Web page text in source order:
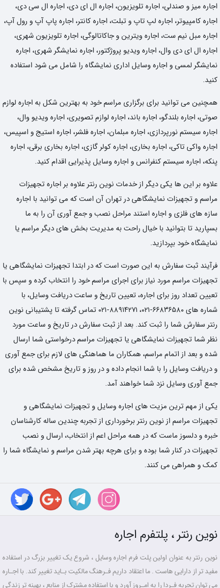
اجاره میز و صندلی، اجاره تلویزیون، اجاره ال ای دی، اجاره ال سی دی،
اجاره کامپیوتر، اجاره لپ تاپ و تبلت، اجاره کانتر، اجاره پاپ آپ و رول آپ،
اجاره مبل نیم ست، اجاره ویترین و جاکاتالوگی، اجاره تلویزیون شهری،
اجاره ال ای دی وال، اجاره ویدیو پروژکتور، اجاره نمایشگر شهری، اجاره
نمایشگر لمسی و اجاره وسایل اداری نمایشگاه را شامل می شود استفاده
کنید.
همچنین می توانید برای برگزاری مراسم خود به بهترین شکل به اجاره لوازم
صوتی، اجاره بلندگو، اجاره باند، اجاره لوازم تصویری، اجاره ویدیو وال،
اجاره سیستم نورپردازی، اجاره مبلمان، اجاره فلشر، اجاره استیج و اسپیس،
اجاره واکی تاکی، اجاره بخاری، اجاره کولر گازی، اجاره بخاری برقی، اجاره
پنکه، اجاره سیستم کنفرانس و اجاره وسایل پذیرایی اقدام کنید.
علاوه بر این ها یکی دیگر از خدمات نوین رنتر علاوه بر اجاره تجهیزات
مراسم و تجهیزات نمایشگاهی در تهران آن است که می توانید با اجاره
سازه های فلزی و اجاره استند مراحل نصب و جمع آوری آن را به ما
بسپارید تا بتوانید با خیال راحت به مدیریت بخش های دیگر مراسم یا
نمایشگاه خود بپردازید.
فرآیند ثبت سفارش به این صورت است که در ابتدا تجهیزات نمایشگاهی یا
تجهیزات مراسم مورد نیاز برای اجرای مراسم خود را انتخاب کرده و سپس با
تعیین تعداد روز برای اجاره، تعیین تاریخ و ساعت دریافت وسایل، با
شماره های ۶۶۸۳۶۵۸۰-۰۲۱، ۸۸۹۱۴۲۷۱-۰۲۱ تماس گرفته تا پشتیبانی نوین
رنتر سفارش شما را ثبت کند. بعد از ثبت سفارش در تاریخ و ساعت مورد
نظر شما تجهیزات نمایشگاهی یا تجهیزات مراسم درخواستی شما ارسال
شده و بعد از اتمام مراسم، همکاران ما هماهنگی های لازم برای جمع آوری
و دریافت وسایل را با شما انجام داده و در روز و تاریخ مشخص شده برای
جمع آوری وسایل نزد شما خواهند آمد.
یکی از مهم ترین مزیت های اجاره وسایل و تجهیزات نمایشگاهی و
تجهیزات مراسم از نوین رنتر برخورداری از تجربه چندین ساله کارشناسان
خبره و دلسوز ماست که در همه مراحل اعم از انتخاب، ارسال و نصب
تجهیزات در کنار شما بوده و برای هرچه بهتر شدن مراسم و نمایشگاه شما را
کمک و همراهی می کنند.
نوین رنتر ، پلتفرم اجاره
نوین رنتر به عنوان اولین پلت فرم اجاره وسایل ، شروع یک تغییر بزرگ در استفاده
مفید تر از دارایی هاست . ما اعتقاد داریم فـرهنگ مالکیت بـاید تغییر کند. با اجـاره
می توان تجربه فـردا را به امـروز آورد و با استفاده مشترک از منابع ، بهینه تر زندگی